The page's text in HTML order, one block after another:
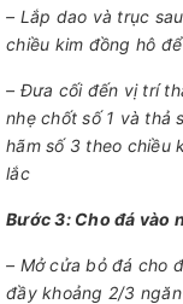
– Lắp dao và trục
chiều kim đồng hô
– Đưa cối đến vị trí
nhẹ chốt số 1 và thả
hãm số 3 theo chiều
lắc
Bước 3: Cho đá vào
– Mở cửa bỏ đá cho
đầy khoảng 2/3